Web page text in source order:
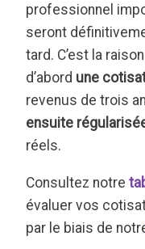
professionnel
seront
tard. C’est la
d’abord une
revenus de trois
ensuite
réels.
Consultez notre
évaluer vos
par le biais de